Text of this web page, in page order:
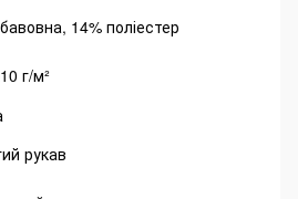
14% поліестер
г/м²
рукав